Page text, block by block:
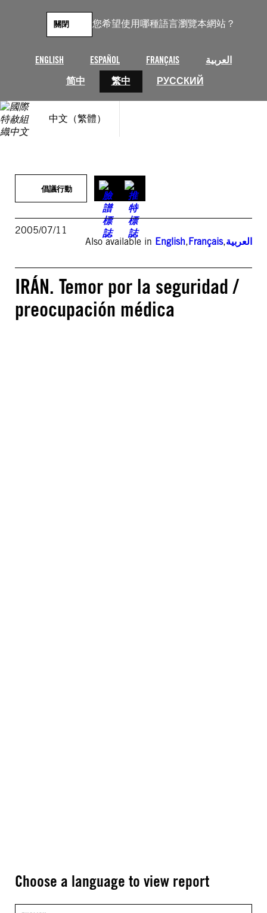
您希望使用哪種語言瀏覽本網站？
ENGLISH ESPAÑOL FRANÇAIS
العربية
简中
繁中 РУССКИЙ
關閉
中文（繁體）
倡議行動
2005/07/11
Also available in English,Français,العربية
IRÁN. Temor por la seguridad /
preocupación médica
Choose a language to view report